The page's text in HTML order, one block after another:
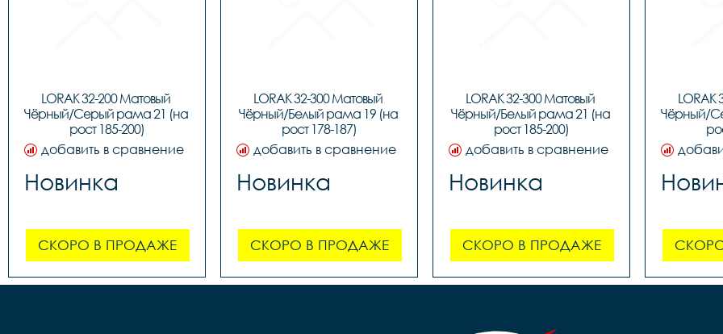
LORAK 32-200 Матовый
Чёрный/Серый рама 21 (на
рост 185-200)
добавить в сравнение
Новинка
СКОРО В ПРОДАЖЕ
LORAK 32-300 Матовый
Чёрный/Белый рама 19 (на
рост 178-187)
добавить в сравнение
Новинка
СКОРО В ПРОДАЖЕ
LORAK 32-300 Матовый
Чёрный/Белый рама 21 (на
рост 185-200)
добавить в сравнение
Новинка
СКОРО В ПРОДАЖЕ
LORAK
Чёрный/